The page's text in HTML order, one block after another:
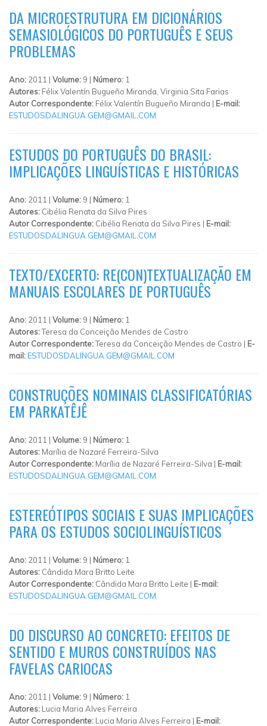
DA MICROESTRUTURA EM DICIONÁRIOS
SEMASIOLÓGICOS DO PORTUGUÊS E SEUS
PROBLEMAS
Ano: 2011 | Volume: 9 | Número: 1
Autores: Félix Valentín Bugueño Miranda, Virginia Sita Farias
Autor Correspondente: Félix Valentín Bugueño Miranda | E-mail:
ESTUDOSDALINGUA.GEM@GMAIL.COM
ESTUDOS DO PORTUGUÊS DO BRASIL:
IMPLICAÇÕES LINGUÍSTICAS E HISTÓRICAS
Ano: 2011 | Volume: 9 | Número: 1
Autores: Cibélia Renata da Silva Pires
Autor Correspondente: Cibélia Renata da Silva Pires | E-mail:
ESTUDOSDALINGUA.GEM@GMAIL.COM
TEXTO/EXCERTO: RE(CON)TEXTUALIZAÇÃO EM
MANUAIS ESCOLARES DE PORTUGUÊS
Ano: 2011 | Volume: 9 | Número: 1
Autores:Teresa da Conceição Mendes de Castro
Autor Correspondente:Teresa da Conceição Mendes de Castro | E-
mail:ESTUDOSDALINGUA.GEM@GMAIL.COM
CONSTRUÇÕES NOMINAIS CLASSIFICATÓRIAS
EM PARKATÊJÊ
Ano: 2011 | Volume: 9 | Número: 1
Autores: Marília de Nazaré Ferreira-Silva
Autor Correspondente: Marília de Nazaré Ferreira-Silva | E-mail:
ESTUDOSDALINGUA.GEM@GMAIL.COM
ESTEREÓTIPOS SOCIAIS E SUAS IMPLICAÇÕES
PARA OS ESTUDOS SOCIOLINGUÍSTICOS
Ano: 2011 | Volume: 9 | Número: 1
Autores: Cândida Mara Britto Leite
Autor Correspondente: Cândida Mara Britto Leite | E-mail:
ESTUDOSDALINGUA.GEM@GMAIL.COM
DO DISCURSO AO CONCRETO: EFEITOS DE
SENTIDO E MUROS CONSTRUÍDOS NAS
FAVELAS CARIOCAS
Ano: 2011 | Volume: 9 | Número: 1
Autores: Lucia Maria Alves Ferreira
Autor Correspondente: Lucia Maria Alves Ferreira | E-mail: